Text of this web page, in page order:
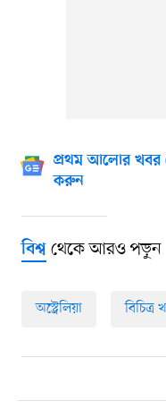
প্রথম আলোর খবর
করুন
বিশ্বথেকে আরও পড়ুন
অস্ট্রেলিয়া বিচিত্র